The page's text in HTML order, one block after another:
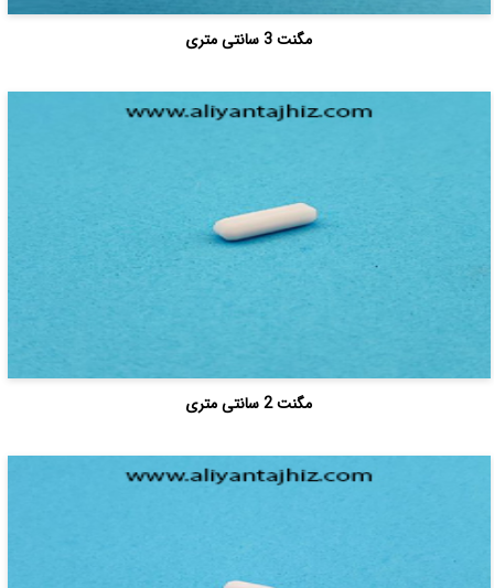
مگنت 3 سانتی متری
مگنت 2 سانتی متری